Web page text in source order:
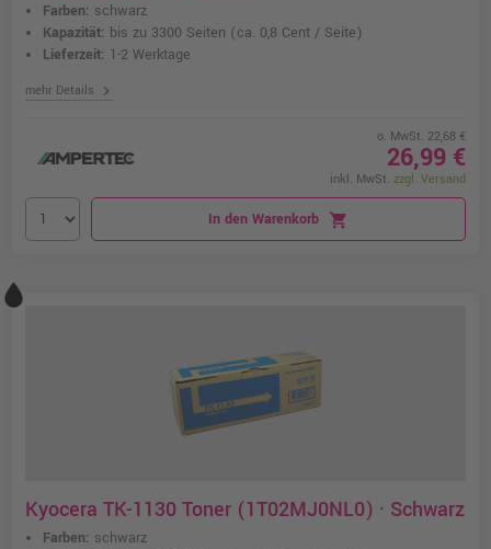
Farben: schwarz
Kapazität: bis zu 3300 Seiten (ca. 0,8 Cent / Seite)
Lieferzeit: 1-2 Werktage
mehr Details chevron_right
o. MwSt. 22,68 €
26,99 €
inkl. MwSt. zzgl. Versand
In den Warenkorb shopping_cart
Kyocera TK-1130 Toner (1T02MJ0NL0) · Schwarz
Farben: schwarz